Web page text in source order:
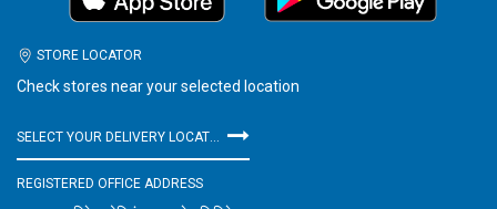
STORE LOCATOR
Check stores near your selected location
SELECT YOUR DELIVERY LOCATION
REGISTERED OFFICE ADDRESS